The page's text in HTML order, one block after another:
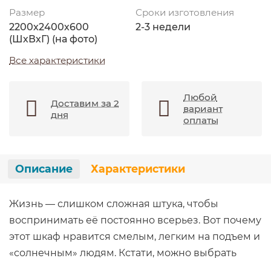
Размер
2200х2400х600
(ШхВхГ) (на фото)
Сроки изготовления
2-3 недели
Все характеристики
Доставим за 2
дня
Любой
вариант
оплаты
Описание Характеристики
Жизнь — слишком сложная штука, чтобы
воспринимать её постоянно всерьез. Вот почему
этот шкаф нравится смелым, легким на подъем и
«солнечным» людям. Кстати, можно выбрать